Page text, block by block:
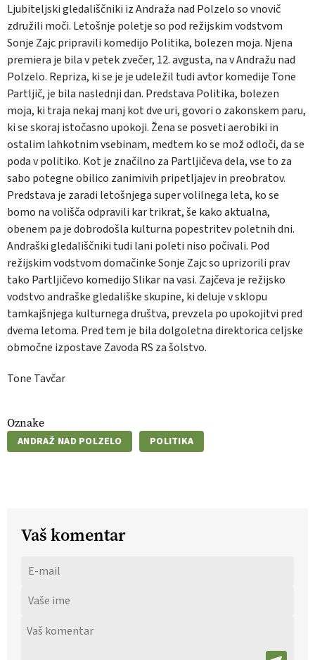
Ljubiteljski gledališčniki iz Andraža nad Polzelo so vnovič
združili moči. Letošnje poletje so pod režijskim vodstvom
Sonje Zajc pripravili komedijo Politika, bolezen moja. Njena
premiera je bila v petek zvečer, 12. avgusta, na v Andražu nad
Polzelo. Repriza, ki se je je udeležil tudi avtor komedije Tone
Partljič, je bila naslednji dan. Predstava Politika, bolezen
moja, ki traja nekaj manj kot dve uri, govori o zakonskem paru,
ki se skoraj istočasno upokoji. Žena se posveti aerobiki in
ostalim lahkotnim vsebinam, medtem ko se mož odloči, da se
poda v politiko. Kot je značilno za Partljičeva dela, vse to za
sabo potegne obilico zanimivih pripetljajev in preobratov.
Predstava je zaradi letošnjega super volilnega leta, ko se
bomo na volišča odpravili kar trikrat, še kako aktualna,
obenem pa je dobrodošla kulturna popestritev poletnih dni.
Andraški gledališčniki tudi lani poleti niso počivali. Pod
režijskim vodstvom domačinke Sonje Zajc so uprizorili prav
tako Partljičevo komedijo Slikar na vasi. Zajčeva je režijsko
vodstvo andraške gledališke skupine, ki deluje v sklopu
tamkajšnjega kulturnega društva, prevzela po upokojitvi pred
dvema letoma. Pred tem je bila dolgoletna direktorica celjske
območne izpostave Zavoda RS za šolstvo.
Tone Tavčar
Oznake
ANDRAŽ NAD POLZELO POLITIKA
Vaš komentar